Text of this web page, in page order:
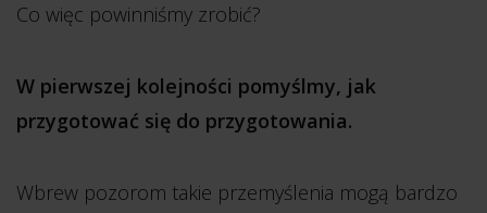
Co więc powinniśmy zrobić?
W pierwszej kolejności pomyślmy, jak
przygotować się do przygotowania.
Wbrew pozorom takie przemyślenia mogą bardzo